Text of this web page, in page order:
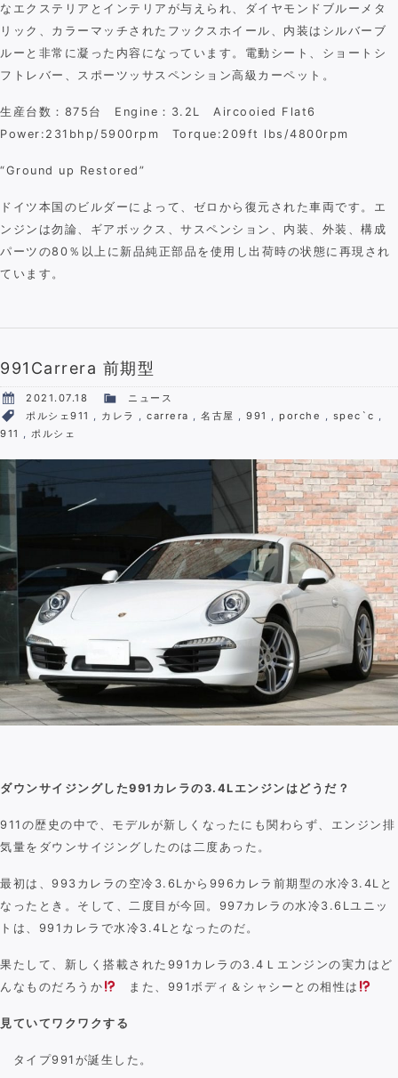
なエクステリアとインテリアが与えられ、ダイヤモンドブルーメタ
リック、カラーマッチされたフックスホイール、内装はシルバーブ
ルーと非常に凝った内容になっています。電動シート、ショートシ
フトレバー、スポーツッサスペンション高級カーペット。
生産台数：875台 Engine：3.2L Aircooied Flat6
Power:231bhp/5900rpm Torque:209ft lbs/4800rpm
“Ground up Restored”
ドイツ本国のビルダーによって、ゼロから復元された車両です。エ
ンジンは勿論、ギアボックス、サスペンション、内装、外装、構成
パーツの80％以上に新品純正部品を使用し出荷時の状態に再現され
ています。
991Carrera 前期型
2021.07.18
ニュース
ポルシェ911 , カレラ , carrera , 名古屋 , 991 , porche , spec`c ,
911 , ポルシェ
ダウンサイジングした991カレラの3.4Lエンジンはどうだ？
911の歴史の中で、モデルが新しくなったにも関わらず、エンジン排
気量をダウンサイジングしたのは二度あった。
最初は、993カレラの空冷3.6Lから996カレラ前期型の水冷3.4Lと
なったとき。そして、二度目が今回。997カレラの水冷3.6Lユニッ
トは、991カレラで水冷3.4Lとなったのだ。
果たして、新しく搭載された991カレラの3.4Ｌエンジンの実力はど
んなものだろうか
また、991ボディ＆シャシーとの相性は
見ていてワクワクする
タイプ991が誕生した。